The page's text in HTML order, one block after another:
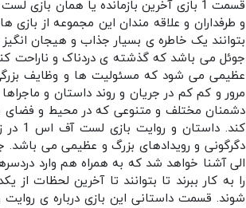
قسمت 1 بازی آخرین بازمانده یا همان
و طرفداران و علاقه مندان این مجموعه از
بتوانند یک خاطره ی بسیار جذاب و هیجان انگیز
جوئل می باشد که گذشته ی دردناک و ناراحت
عظیمی می شود که مسئولیت ها و وظایف
مرور و کم کم در جریان و روند داستان و
دگرگونی و رویدادهای بزرگ و عظیمی می
الی آشنا خواهد شد که به همراه هم وارد
را به کار ببرند تا بتوانند تا آخرین لحظات
شوند. قسمت داستانی این بازی درباره ی